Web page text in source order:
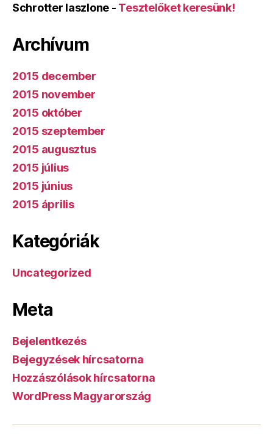
Schrotter laszlone - Tesztelőket keresünk!
Archívum
2015 december
2015 november
2015 október
2015 szeptember
2015 augusztus
2015 július
2015 június
2015 április
Kategóriák
Uncategorized
Meta
Bejelentkezés
Bejegyzések hírcsatorna
Hozzászólások hírcsatorna
WordPress Magyarország